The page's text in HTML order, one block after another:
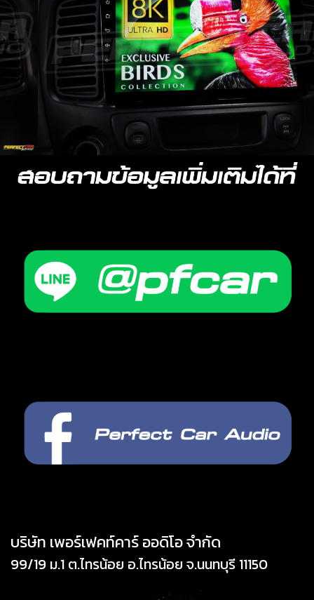
บริษัท เพอร์เฟคท์คาร์ ออดิโอ จำกัด
99/19 ม.1 ต.ไทรน้อย อ.ไทรน้อย จ.นนทบุรี 11150